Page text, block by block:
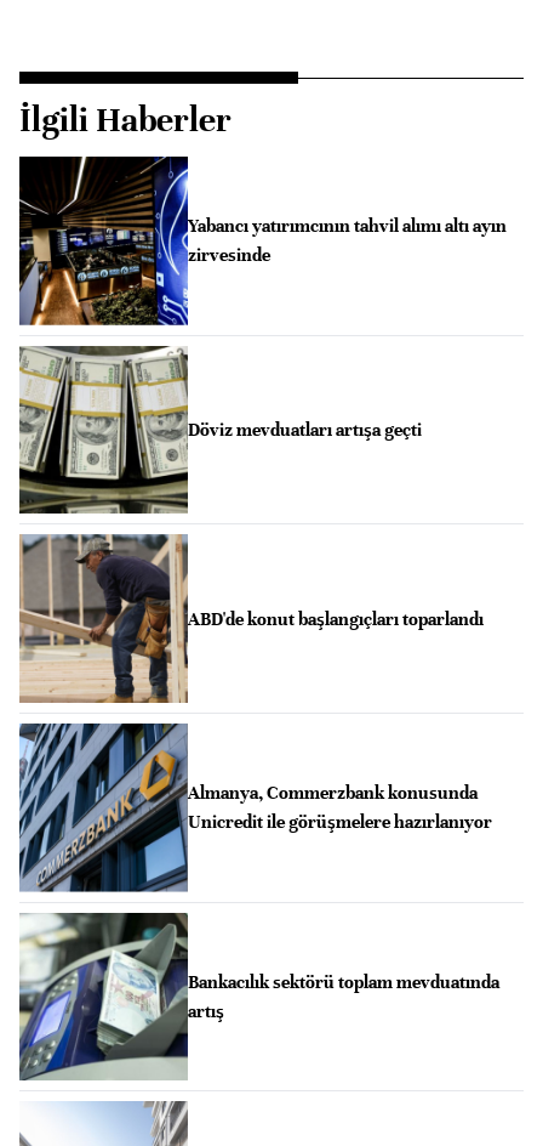
İlgili Haberler
Yabancı yatırımcının tahvil alımı altı ayın
zirvesinde
Döviz mevduatları artışa geçti
ABD'de konut başlangıçları toparlandı
Almanya, Commerzbank konusunda
Unicredit ile görüşmelere hazırlanıyor
Bankacılık sektörü toplam mevduatında
artış